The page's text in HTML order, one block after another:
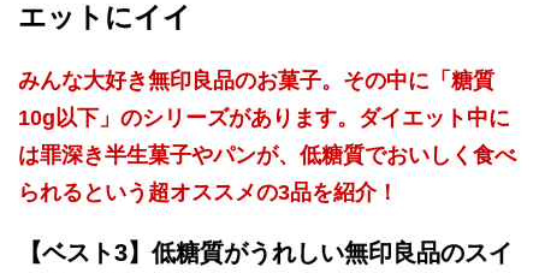
エットにイイ
みんな大好き無印良品のお菓子。その中に「糖質
10g以下」のシリーズがあります。ダイエット中に
は罪深き半生菓子やパンが、低糖質でおいしく食べ
られるという超オススメの3品を紹介！
【ベスト3】低糖質がうれしい無印良品のスイ